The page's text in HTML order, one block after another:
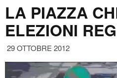
LA PIAZZA
ELEZIONI
29 OTTOBRE 2012